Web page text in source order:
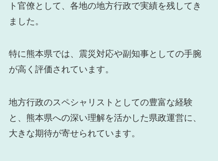
ト官僚として、各地の地方行政で実績を残してき
ました。
特に熊本県では、震災対応や副知事としての手腕
が高く評価されています。
地方行政のスペシャリストとしての豊富な経験
と、熊本県への深い理解を活かした県政運営に、
大きな期待が寄せられています。